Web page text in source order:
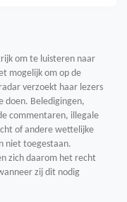
om te luisteren naar
mogelijk om op de
verzoekt haar lezers
doen. Beledigingen,
commentaren, illegale
of andere wettelijke
niet toegestaan.
zich daarom het recht
zij dit nodig